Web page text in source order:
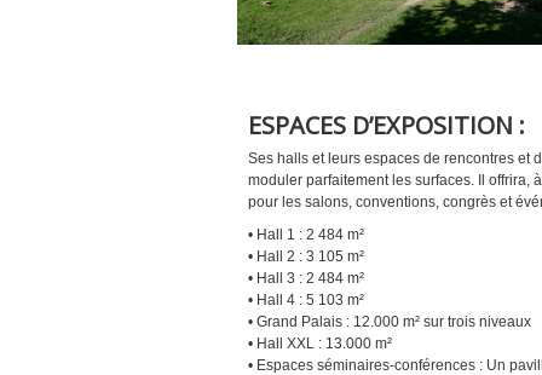
ESPACES D’EXPOSITION :
Ses halls et leurs espaces de rencontres et
moduler parfaitement les surfaces. Il offrira,
pour les salons, conventions, congrès et
• Hall 1 : 2 484 m²
• Hall 2 : 3 105 m²
• Hall 3 : 2 484 m²
• Hall 4 : 5 103 m²
• Grand Palais : 12.000 m² sur trois niveaux
• Hall XXL : 13.000 m²
• Espaces séminaires-conférences : Un